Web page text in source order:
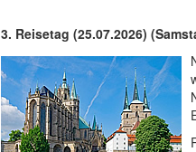
3. Reisetag (25.07.2026)